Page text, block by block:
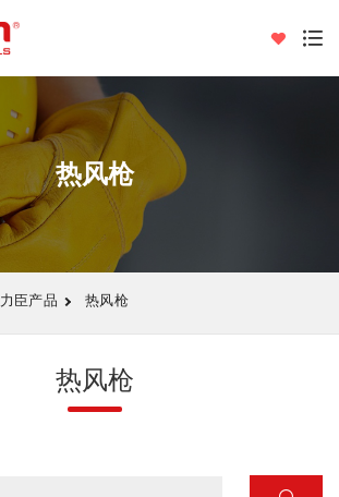
热风枪
力臣产品 热风枪
热风枪